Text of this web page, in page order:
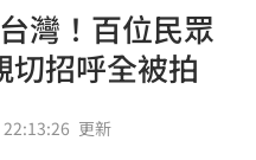
灣！百位民眾
招呼全被拍
更新